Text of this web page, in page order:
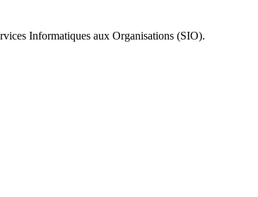
Informatiques aux Organisations (SIO).